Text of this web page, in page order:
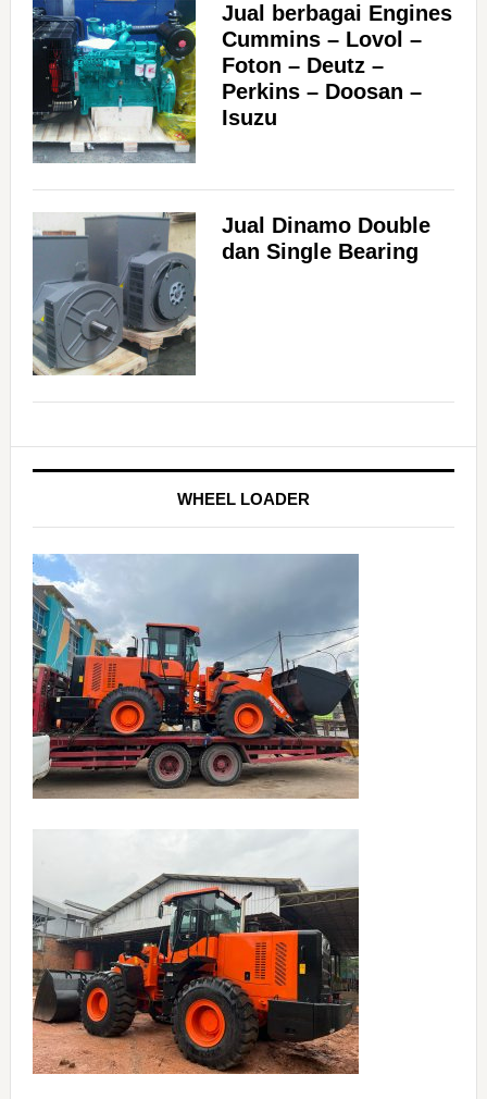
Jual berbagai Engines
Cummins – Lovol –
Foton – Deutz –
Perkins – Doosan –
Isuzu
Jual Dinamo Double
dan Single Bearing
WHEEL LOADER